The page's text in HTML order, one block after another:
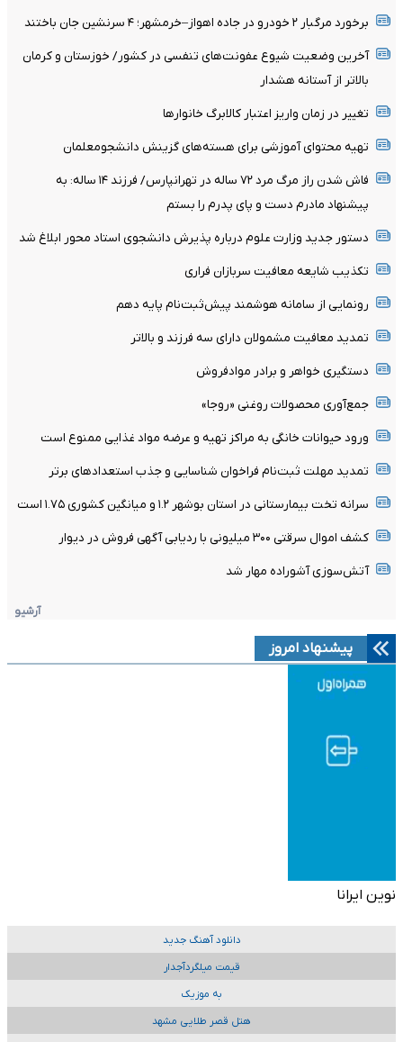
برخورد مرگبار ۲ خودرو در جاده اهواز–خرمشهر؛ ۴ سرنشین جان باختند
آخرین وضعیت شیوع عفونت‌های تنفسی در کشور/ خوزستان و کرمان
بالاتر از آستانه هشدار
تغییر در زمان واریز اعتبار کالابرگ خانوار‌ها
تهیه محتوای آموزشی برای هسته‌های گزینش دانشجومعلمان
فاش شدن راز مرگ مرد ۷۲ ساله در تهرانپارس/ فرزند ۱۴ ساله: به
پیشنهاد مادرم دست و پای پدرم را بستم
دستور جدید وزارت علوم درباره پذیرش دانشجوی استاد محور ابلاغ شد
تکذیب شایعه معافیت سربازان فراری
رونمایی از سامانه هوشمند پیش‌ثبت‌نام پایه دهم
تمدید معافیت مشمولان دارای سه فرزند و بالا‌تر
دستگیری خواهر و برادر موادفروش
جمع‌آوری محصولات روغنی «روجا»
ورود حیوانات خانگی به مراکز تهیه و عرضه مواد غذایی ممنوع است
تمدید مهلت ثبت‌نام فراخوان شناسایی و جذب استعدادهای برتر
سرانه تخت بیمارستانی در استان بوشهر ۱.۲ و میانگین کشوری ۱.۷۵ است
کشف اموال سرقتی ۳۰۰ میلیونی با ردیابی آگهی فروش در دیوار
آتش‌سوزی آشوراده مهار شد
آرشیو
پیشنهاد امروز
نوین ایرانا
دانلود آهنگ جدید
قیمت میلگردآجدار
به موزیک
هتل قصر طلایی مشهد